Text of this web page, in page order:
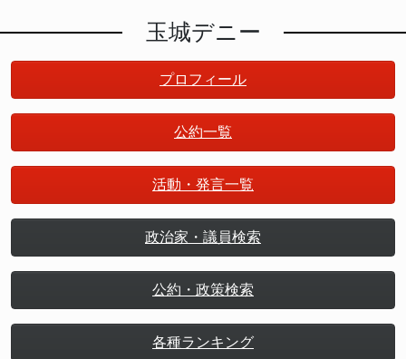
玉城デニー
プロフィール
公約一覧
活動・発言一覧
政治家・議員検索
公約・政策検索
各種ランキング